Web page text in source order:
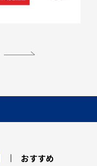
おすすめ